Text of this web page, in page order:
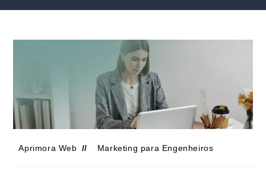
Aprimora Web Marketing para Engenheiros